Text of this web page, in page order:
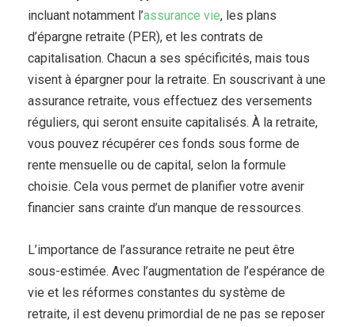
incluant notamment l’assurance vie, les plans
d’épargne retraite (PER), et les contrats de
capitalisation. Chacun a ses spécificités, mais tous
visent à épargner pour la retraite. En souscrivant à une
assurance retraite, vous effectuez des versements
réguliers, qui seront ensuite capitalisés. À la retraite,
vous pouvez récupérer ces fonds sous forme de
rente mensuelle ou de capital, selon la formule
choisie. Cela vous permet de planifier votre avenir
financier sans crainte d’un manque de ressources.
L’importance de l’assurance retraite ne peut être
sous-estimée. Avec l’augmentation de l’espérance de
vie et les réformes constantes du système de
retraite, il est devenu primordial de ne pas se reposer